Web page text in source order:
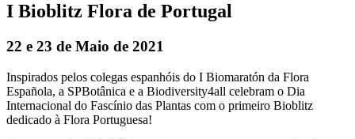
I Bioblitz Flora de Portugal
22 e 23 de Maio de 2021
Inspirados pelos colegas espanhóis do I Biomaratón da Flora
Española, a SPBotânica e a Biodiversity4all celebram o Dia
Internacional do Fascínio das Plantas com o primeiro Bioblitz
dedicado à Flora Portuguesa!